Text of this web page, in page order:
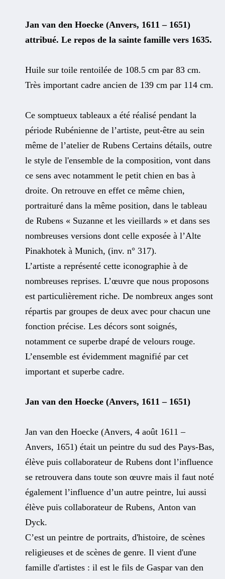
Jan van den Hoecke (Anvers, 1611 – 1651)
attribué. Le repos de la sainte famille vers 1635.
Huile sur toile rentoilée de 108.5 cm par 83 cm.
Très important cadre ancien de 139 cm par 114 cm.
Ce somptueux tableaux a été réalisé pendant la
période Rubénienne de l’artiste, peut-être au sein
même de l’atelier de Rubens Certains détails, outre
le style de l'ensemble de la composition, vont dans
ce sens avec notamment le petit chien en bas à
droite. On retrouve en effet ce même chien,
portraituré dans la même position, dans le tableau
de Rubens « Suzanne et les vieillards » et dans ses
nombreuses versions dont celle exposée à l’Alte
Pinakhotek à Munich, (inv. n° 317).
L’artiste a représenté cette iconographie à de
nombreuses reprises. L’œuvre que nous proposons
est particulièrement riche. De nombreux anges sont
répartis par groupes de deux avec pour chacun une
fonction précise. Les décors sont soignés,
notamment ce superbe drapé de velours rouge.
L’ensemble est évidemment magnifié par cet
important et superbe cadre.
Jan van den Hoecke (Anvers, 1611 – 1651)
Jan van den Hoecke (Anvers, 4 août 1611 –
Anvers, 1651) était un peintre du sud des Pays-Bas,
élève puis collaborateur de Rubens dont l’influence
se retrouvera dans toute son œuvre mais il faut noté
également l’influence d’un autre peintre, lui aussi
élève puis collaborateur de Rubens, Anton van
Dyck.
C’est un peintre de portraits, d'histoire, de scènes
religieuses et de scènes de genre. Il vient d'une
famille d'artistes : il est le fils de Gaspar van den